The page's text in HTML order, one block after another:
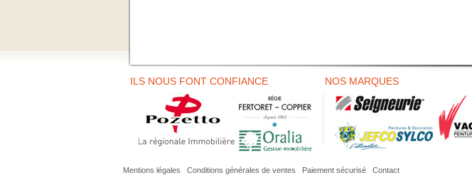
ILS NOUS FONT CONFIANCE NOS MARQUES
Mentions légales Conditions générales de ventes Paiement sécurisé Contact